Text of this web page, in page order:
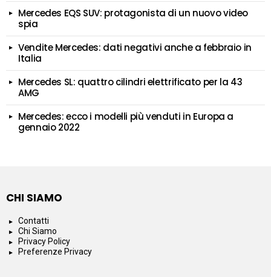
Mercedes EQS SUV: protagonista di un nuovo video
spia
Vendite Mercedes: dati negativi anche a febbraio in
Italia
Mercedes SL: quattro cilindri elettrificato per la 43
AMG
Mercedes: ecco i modelli più venduti in Europa a
gennaio 2022
CHI SIAMO
Contatti
Chi Siamo
Privacy Policy
Preferenze Privacy